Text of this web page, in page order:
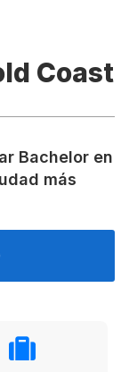
el campo
Coast
Bachelor en
más